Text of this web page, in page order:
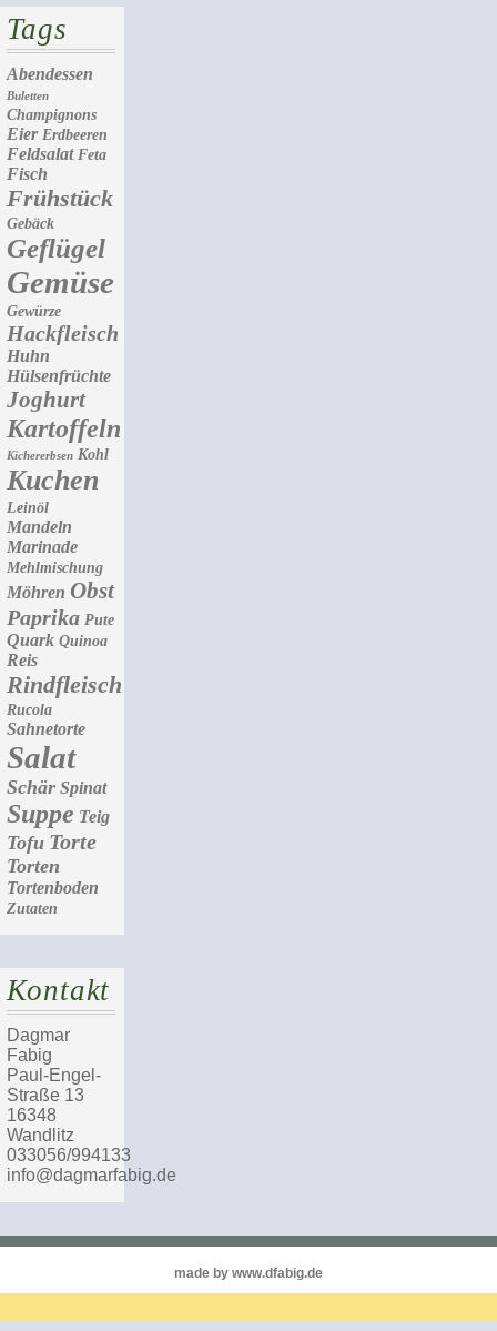
Tags
Abendessen
Buletten
Champignons
Eier Erdbeeren
Feldsalat Feta
Fisch
Frühstück
Gebäck
Geflügel
Gemüse
Gewürze
Hackfleisch
Huhn
Hülsenfrüchte
Joghurt
Kartoffeln
Kichererbsen Kohl
Kuchen
Leinöl
Mandeln
Marinade
Mehlmischung
Möhren Obst
Paprika Pute
Quark Quinoa
Reis
Rindfleisch
Rucola
Sahnetorte
Salat
Schär Spinat
Suppe Teig
Tofu Torte
Torten
Tortenboden
Zutaten
Kontakt
Dagmar
Fabig
Paul-Engel-
Straße 13
16348
Wandlitz
033056/994133
info@dagmarfabig.de
made by www.dfabig.de